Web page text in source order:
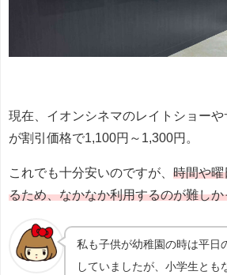
現在、イオンシネマのレイトショー
が割引価格で1,100円～1,300円。
これでも十分安いのですが、 時間や曜
るため、なかなか利用するのが難し
私も子供が幼稚園の時は平日
していましたが、小学生とも